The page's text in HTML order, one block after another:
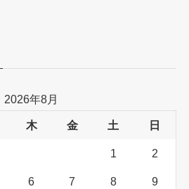
2026年8月
木 金 土 日
1 2
6 7 8 9